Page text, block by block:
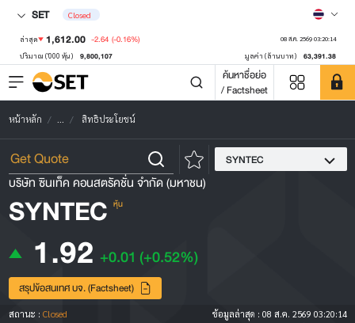
SET Closed
ล่าสุด 1,612.00 -2.64 (-0.16%) 08 ส.ค. 2569 03:20:14
ปริมาณ ('000 หุ้น) 9,800,107 มูลค่า (ล้านบาท) 63,391.38
ค้นหาชื่อย่อ
/ Factsheet
หน้าหลัก ... สิทธิประโยชน์
SYNTEC
บริษัท ซินเท็ค คอนสตรัคชั่น จำกัด (มหาชน)
SYNTEC หุ้น
1.92 +0.01 (+0.52%)
สรุปข้อสนเทศ บจ. (Factsheet)
สถานะ : Closed ข้อมูลล่าสุด : 08 ส.ค. 2569 03:20:14